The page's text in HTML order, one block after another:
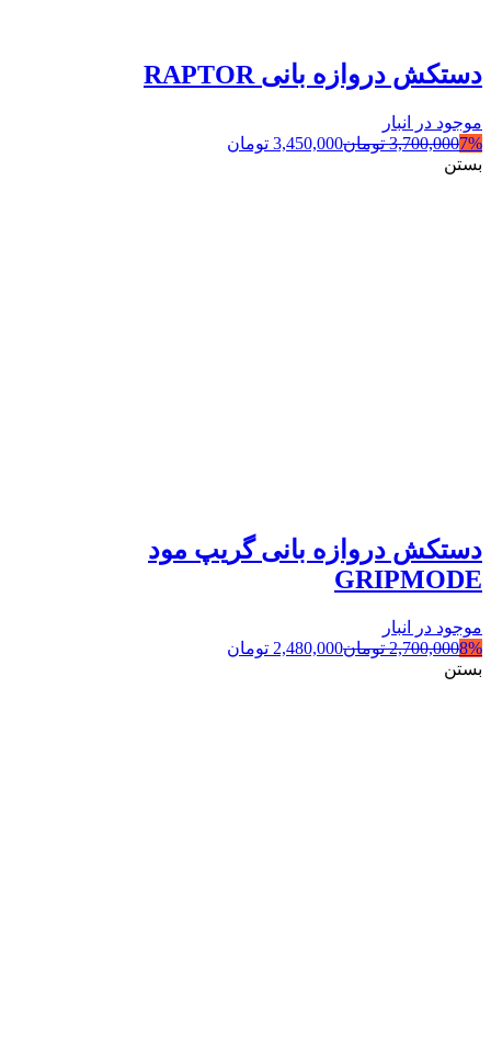
دستکش دروازه بانی RAPTOR
موجود در انبار
7%
3,700,000 تومان3,450,000 تومان
بستن
دستکش دروازه بانی گریپ مود
GRIPMODE
موجود در انبار
8%
2,700,000 تومان2,480,000 تومان
بستن